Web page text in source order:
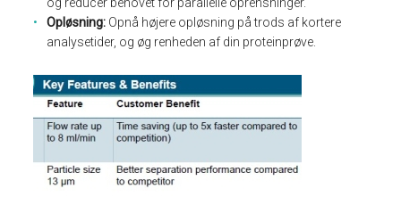
Opløsning: Opnå højere opløsning på trods af kortere
analysetider, og øg renheden af din proteinprøve.